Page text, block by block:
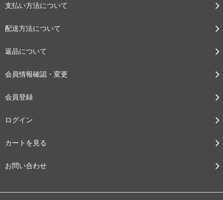
支払い方法について
配送方法について
返品について
会員情報確認・変更
会員登録
ログイン
カートを見る
お問い合わせ